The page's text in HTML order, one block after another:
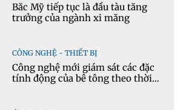
Bắc Mỹ tiếp tục là đầu tàu tăng
trưởng của ngành xi măng
CÔNG NGHỆ - THIẾT BỊ
Công nghệ mới giám sát các đặc
tính động của bê tông theo thời